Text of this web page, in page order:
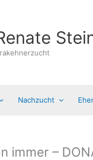
Nachzucht
immer –